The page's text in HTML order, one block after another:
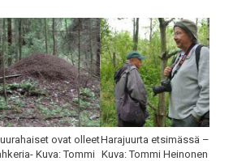
ovat olleet
Kuva: Tommi
Harajuurta etsimässä –
Kuva: Tommi Heinonen